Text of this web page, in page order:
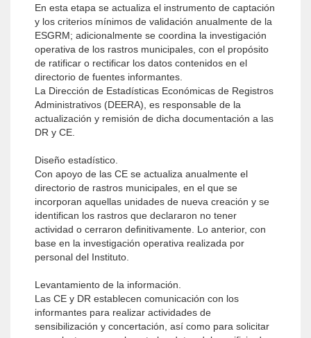
En esta etapa se actualiza el instrumento de captación
y los criterios mínimos de validación anualmente de la
ESGRM; adicionalmente se coordina la investigación
operativa de los rastros municipales, con el propósito
de ratificar o rectificar los datos contenidos en el
directorio de fuentes informantes.
La Dirección de Estadísticas Económicas de Registros
Administrativos (DEERA), es responsable de la
actualización y remisión de dicha documentación a las
DR y CE.
Diseño estadístico.
Con apoyo de las CE se actualiza anualmente el
directorio de rastros municipales, en el que se
incorporan aquellas unidades de nueva creación y se
identifican los rastros que declararon no tener
actividad o cerraron definitivamente. Lo anterior, con
base en la investigación operativa realizada por
personal del Instituto.
Levantamiento de la información.
Las CE y DR establecen comunicación con los
informantes para realizar actividades de
sensibilización y concertación, así como para solicitar